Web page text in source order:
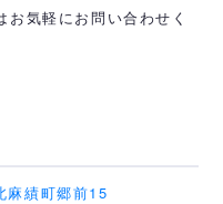
気軽にお問い合わせく
麻績町郷前15